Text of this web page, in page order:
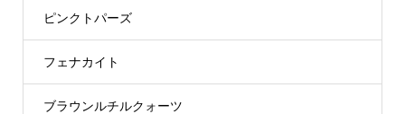
ピンクトパーズ
フェナカイト
ブラウンルチルクォーツ